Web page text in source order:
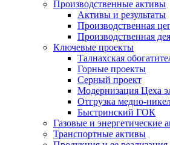
Производственные активы
Активы и результаты
Производственная
Производственная
Ключевые проекты
Талнахская
Горные проекты
Серный проект
Модернизация Цеха
Отгрузка медно-
Быстринский ГОК
Газовые и энергетические
Транспортные активы